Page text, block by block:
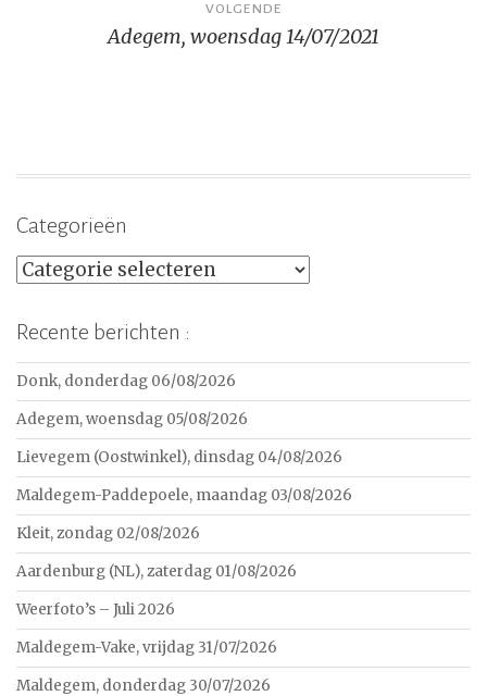
VOLGENDE
Adegem, woensdag 14/07/2021
Categorieën
Categorieën
Recente berichten :
Donk, donderdag 06/08/2026
Adegem, woensdag 05/08/2026
Lievegem (Oostwinkel), dinsdag 04/08/2026
Maldegem-Paddepoele, maandag 03/08/2026
Kleit, zondag 02/08/2026
Aardenburg (NL), zaterdag 01/08/2026
Weerfoto’s – Juli 2026
Maldegem-Vake, vrijdag 31/07/2026
Maldegem, donderdag 30/07/2026